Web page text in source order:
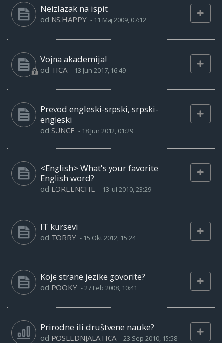
Neizlazak na ispit
od NS.HAPPY - 11 Maj 2009, 07:12
Vojna akademija!
od TICA - 13 Jun 2017, 16:49
Prevod engleski-srpski, srpski-
engleski
od SUNCE - 18 Jun 2012, 01:29
<English> What's your favorite
English word?
od LOREENCHE - 13 Jul 2010, 23:29
IT kursevi
od TORRY - 15 Okt 2012, 15:24
Koje strane jezike govorite?
od POOKY -27 Feb 2008, 10:41
Prirodne ili društvene nauke?
od POSLEDNJALATICA -23 Sep 2010, 15:58